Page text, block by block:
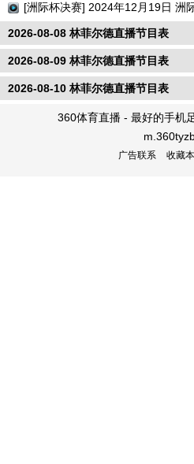
像回放
[洲际杯决赛] 2024年12月19日 洲
全场录像回放
2026-08-08 林菲尔德直播节目表
2026-08-09 林菲尔德直播节目表
2026-08-10 林菲尔德直播节目表
360体育直播 - 最好的手机
广告联系 收藏